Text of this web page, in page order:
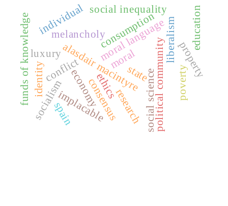
alasdair macintyre
social sciencepolitical community
conflict
consensus
ethics
moral language
luxury
consumption
moral
economy
melancholy liberalismproperty
implacable
socialism
individual
state
social inequality education
poverty
research
identity
funds of knowledge
spain